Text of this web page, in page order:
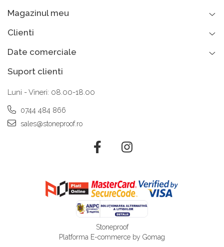
Magazinul meu
Clienti
Date comerciale
Suport clienti
Luni - Vineri: 08.00-18.00
0744 484 866
sales@stoneproof.ro
Stoneproof
Platforma E-commerce by Gomag